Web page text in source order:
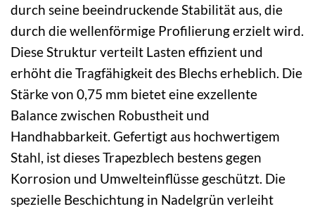
durch seine beeindruckende Stabilität aus, die
durch die wellenförmige Profilierung erzielt wird.
Diese Struktur verteilt Lasten effizient und
erhöht die Tragfähigkeit des Blechs erheblich. Die
Stärke von 0,75 mm bietet eine exzellente
Balance zwischen Robustheit und
Handhabbarkeit. Gefertigt aus hochwertigem
Stahl, ist dieses Trapezblech bestens gegen
Korrosion und Umwelteinflüsse geschützt. Die
spezielle Beschichtung in Nadelgrün verleiht